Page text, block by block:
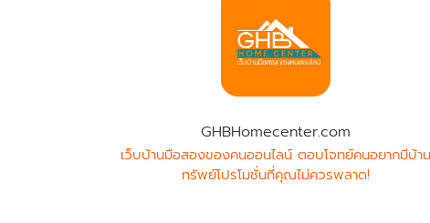
GHBHomecenter.com
เว็บบ้านมือสองของคนออนไลน์ ตอบโจทย์คนอยากมีบ้าน
ทรัพย์โปรโมชั่นที่คุณไม่ควรพลาด!